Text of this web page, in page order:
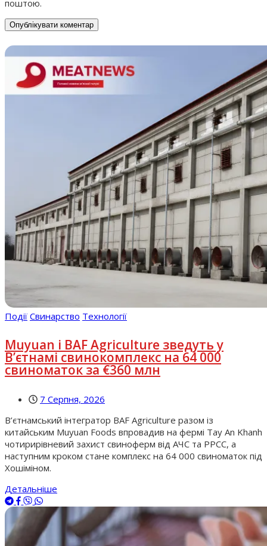
поштою.
Події Свинарство Технології
Muyuan і BAF Agriculture зведуть у
В’єтнамі свинокомплекс на 64 000
свиноматок за €360 млн
7 Серпня, 2026
В’єтнамський інтегратор BAF Agriculture разом із
китайським Muyuan Foods впровадив на фермі Tay An Khanh
чотирирівневий захист свиноферм від АЧС та РРСС, а
наступним кроком стане комплекс на 64 000 свиноматок під
Хошіміном.
Детальніше